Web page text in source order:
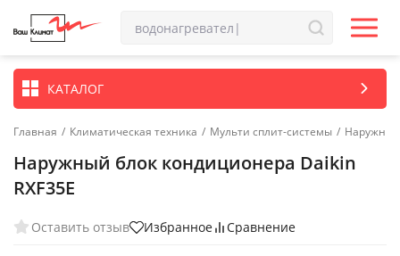
КАТАЛОГ
Главная / Климатическая техника / Мульти сплит-системы / Наружные
Наружный блок кондиционера Daikin
RXF35E
Оставить отзыв Избранное Сравнение